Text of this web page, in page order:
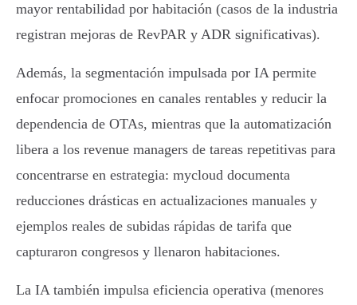
mayor rentabilidad por habitación (casos de la industria
registran mejoras de RevPAR y ADR significativas).
Además, la segmentación impulsada por IA permite
enfocar promociones en canales rentables y reducir la
dependencia de OTAs, mientras que la automatización
libera a los revenue managers de tareas repetitivas para
concentrarse en estrategia: mycloud documenta
reducciones drásticas en actualizaciones manuales y
ejemplos reales de subidas rápidas de tarifa que
capturaron congresos y llenaron habitaciones.
La IA también impulsa eficiencia operativa (menores